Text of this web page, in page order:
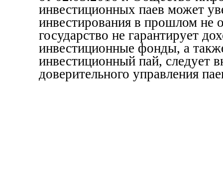
инвестиционных паев может
инвестирования в прошлом не
государство не гарантирует
инвестиционные фонды, а
инвестиционный пай, следует
доверительного управления